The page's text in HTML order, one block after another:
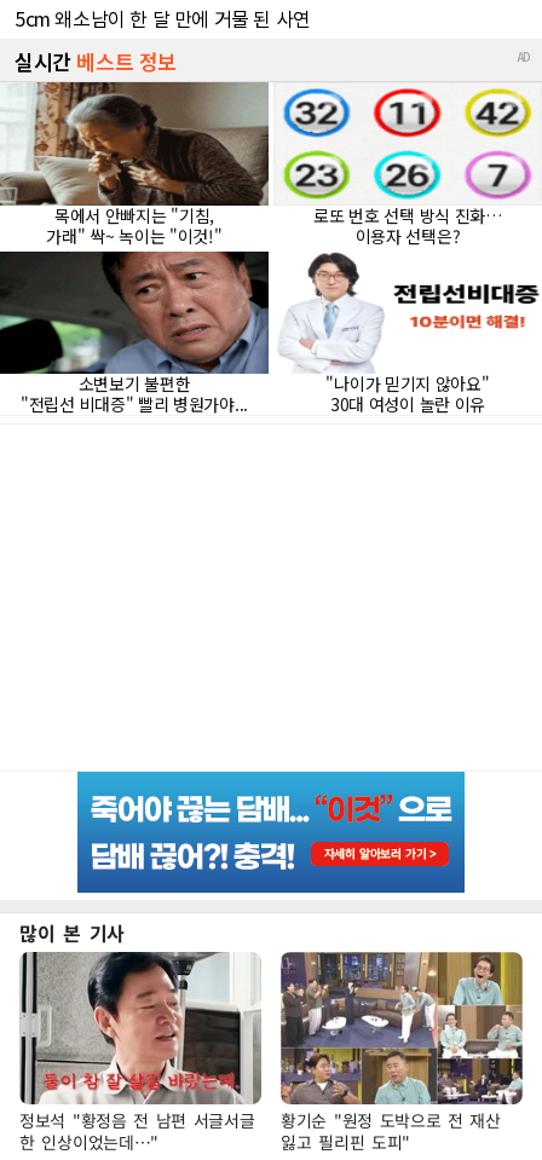
많이 본 기사
정보석 "황정음 전 남편 서글서글
한 인상이었는데…"
황기순 "원정 도박으로 전 재산
잃고 필리핀 도피"